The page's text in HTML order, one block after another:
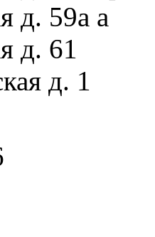
д. 59а а
д. 61
д. 1